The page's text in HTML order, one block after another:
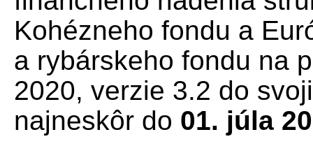
Kohézneho fondu a
a rybárskeho fondu na
2020, verzie 3.2 do
najneskôr do 01. júla